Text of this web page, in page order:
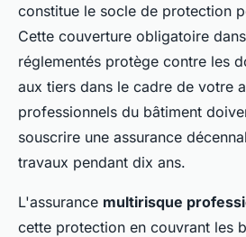
constitue le socle de protection
Cette couverture obligatoire
réglementés protège contre les
aux tiers dans le cadre de votre
professionnels du bâtiment
souscrire une assurance
travaux pendant dix ans.
L'assurance multirisque
cette protection en couvrant les